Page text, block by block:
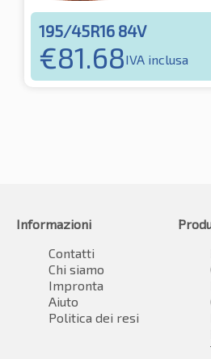
195/45R16 84V
€81.68IVA inclusa
Informazioni
Contatti
Chi siamo
Impronta
Aiuto
Politica dei resi